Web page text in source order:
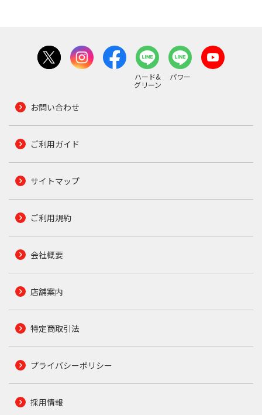
ハード&
グリーン
パワー
お問い合わせ
ご利用ガイド
サイトマップ
ご利用規約
会社概要
店舗案内
特定商取引法
プライバシーポリシー
採用情報